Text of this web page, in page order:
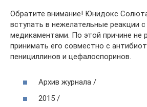
Обратите внимание! Юнидокс
вступать в нежелательные реакции с
медикаментами. По этой причине не
принимать его совместно с
пенициллинов и цефалоспоринов.
Архив журнала /
2015 /